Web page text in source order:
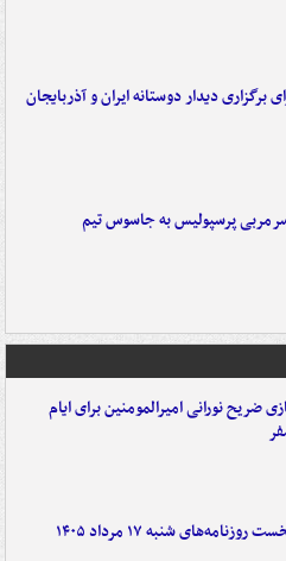
برگزاری دیدار دوستانه ایران و آذربایجان
پرسپولیس به جاسوس تیم
ضریح نورانی امیرالمومنین برای ایام
شنبه ۱۷ مرداد ۱۴۰۵